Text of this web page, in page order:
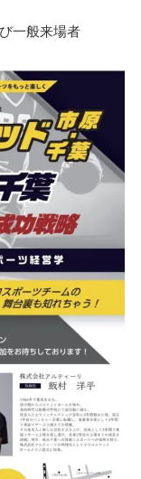
一般来場者